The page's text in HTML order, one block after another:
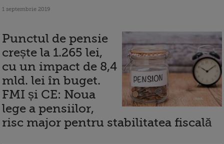
1 septembrie 2019
Punctul de pensie
crește la 1.265 lei,
cu un impact de 8,4
mld. lei în buget.
FMI și CE: Noua
lege a pensiilor,
risc major pentru stabilitatea fiscală